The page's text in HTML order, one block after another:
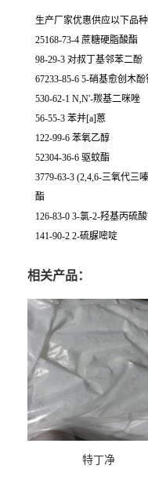
生产厂家优惠供应以下品
25168-73-4 蔗糖硬脂酸酯
98-29-3 对叔丁基邻苯二酚
67233-85-6 5-硝基愈创木酚
530-62-1 N,N'-羰基二咪唑
56-55-3 苯并[a]蒽
122-99-6 苯氧乙醇
52304-36-6 驱蚊酯
3779-63-3 (2,4,6-三氧代三
酯
126-83-0 3-氯-2-羟基丙硫
141-90-2 2-硫脲嘧啶
相关产品：
特丁净